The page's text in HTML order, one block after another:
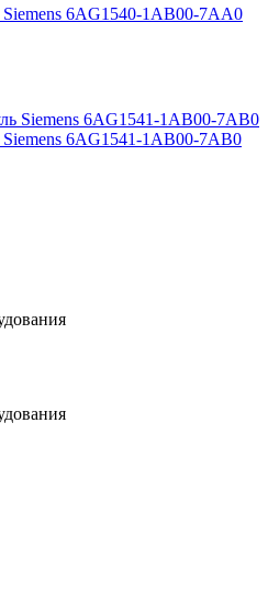
6AG1540-1AB00-7AA0
6AG1541-1AB00-7AB0